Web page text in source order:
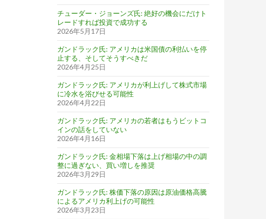
チューダー・ジョーンズ氏: 絶好の機会にだけト
レードすれば投資で成功する
2026年5月17日
ガンドラック氏: アメリカは米国債の利払いを停
止する、そしてそうすべきだ
2026年4月25日
ガンドラック氏: アメリカが利上げして株式市場
に冷水を浴びせる可能性
2026年4月22日
ガンドラック氏: アメリカの若者はもうビットコ
インの話をしていない
2026年4月16日
ガンドラック氏: 金相場下落は上げ相場の中の調
整に過ぎない、買い増しを推奨
2026年3月29日
ガンドラック氏: 株価下落の原因は原油価格高騰
によるアメリカ利上げの可能性
2026年3月23日